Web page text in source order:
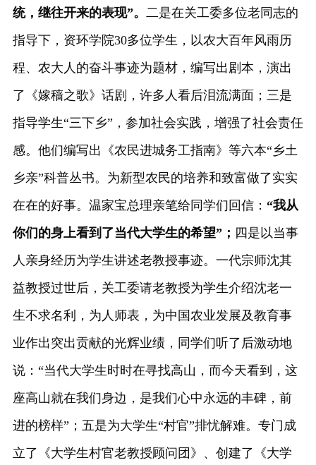
统，继往开来的表现”。 二是在关工委多位老同志的
指导下，资环学院30多位学生，以农大百年风雨历
程、农大人的奋斗事迹为题材，编写出剧本，演出
了《嫁穑之歌》话剧，许多人看后泪流满面；三是
指导学生“三下乡”，参加社会实践，增强了社会责任
感。他们编写出《农民进城务工指南》等六本“乡土
乡亲”科普丛书。为新型农民的培养和致富做了实实
在在的好事。温家宝总理亲笔给同学们回信： “我从
你们的身上看到了当代大学生的希望”； 四是以当事
人亲身经历为学生讲述老教授事迹。一代宗师沈其
益教授过世后，关工委请老教授为学生介绍沈老一
生不求名利，为人师表，为中国农业发展及教育事
业作出突出贡献的光辉业绩，同学们听了后激动地
说：“当代大学生时时在寻找高山，而今天看到，这
座高山就在我们身边，是我们心中永远的丰碑，前
进的榜样”；五是为大学生“村官”排忧解难。专门成
立了《大学生村官老教授顾问团》、创建了《大学